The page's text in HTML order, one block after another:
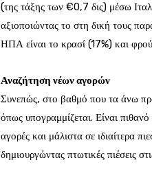
(της τάξης των €0,7 δις) μέσω
αξιοποιώντας το στη δική τους
ΗΠΑ είναι το κρασί (17%) και
Αναζήτηση νέων αγορών
Συνεπώς, στο βαθμό που τα άνω
όπως υπογραμμίζεται. Είναι
αγορές και μάλιστα σε ιδιαίτερα
δημιουργώντας πτωτικές πιέσεις